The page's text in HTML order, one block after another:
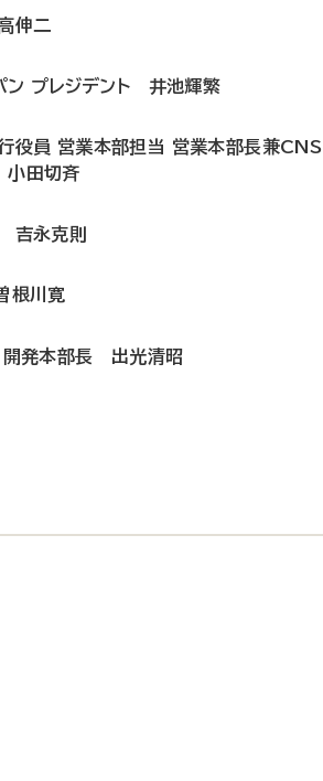
伸二
ン プレジデント 井池輝繁
役員 営業本部担当 営業本部長兼CNS
田切斉
吉永克則
根川寛
開発本部長 出光清昭